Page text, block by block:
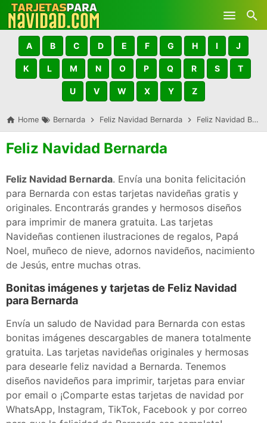
Skip to main content
A B C D E F G H I J
K L M N O P Q R S T
U V W X Y Z
Home Bernarda Feliz Navidad Bernarda Feliz Navidad Bernarda
Feliz Navidad Bernarda
Feliz Navidad Bernarda. Envía una bonita felicitación
para Bernarda con estas tarjetas navideñas gratis y
originales. Encontrarás grandes y hermosos diseños
para imprimir de manera gratuita. Las tarjetas
Navideñas contienen ilustraciones de regalos, Papá
Noel, muñeco de nieve, adornos navideños, nacimiento
de Jesús, entre muchas otras.
Bonitas imágenes y tarjetas de Feliz Navidad
para Bernarda
Envía un saludo de Navidad para Bernarda con estas
bonitas imágenes descargables de manera totalmente
gratuita. Las tarjetas navideñas originales y hermosas
para desearle feliz navidad a Bernarda. Tenemos
diseños navideños para imprimir, tarjetas para enviar
por email o ¡Comparte estas tarjetas de navidad por
WhatsApp, Instagram, TikTok, Facebook y por correo